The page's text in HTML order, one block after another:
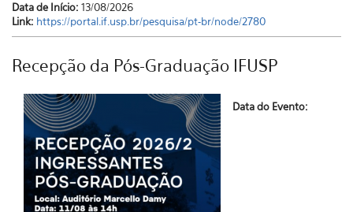
Data de Início: 13/08/2026
Link: https://portal.if.usp.br/pesquisa/pt-br/node/2780
Recepção da Pós-Graduação IFUSP
Data do Evento: